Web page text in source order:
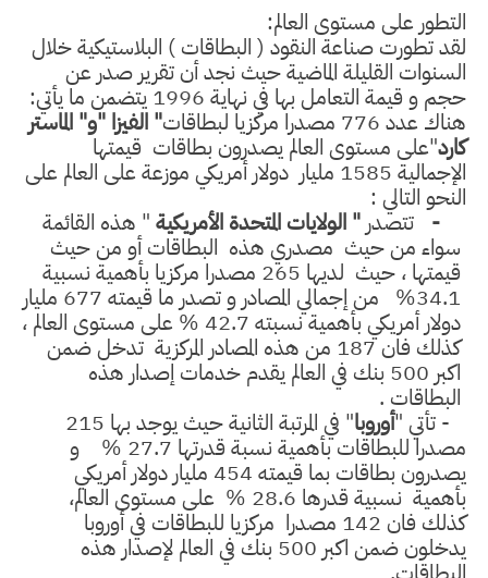
التطور على مستوى العالم:
لقد تطورت صناعة النقود ( البطاقات ) البلاستيكية خلال
السنوات القليلة الماضية حيث نجد أن تقرير صدر عن
حجم و قيمة التعامل بها في نهاية 1996 يتضمن ما يأتي:
هناك عدد 776 مصدرا مركزيا لبطاقات " الفيزا "و" الماستر
كارد"على مستوى العالم يصدرون بطاقات قيمتها
الإجمالية 1585 مليار دولار أمريكي موزعة على العالم على
النحو التالي :
- تتصدر " الولايات المتحدة الأمريكية" هذه القائمة
سواء من حيث مصدري هذه البطاقات أو من حيث
قيمتها ، حيث لديها 265 مصدرا مركزيا بأهمية نسبية
%34.1 من إجمالي المصادر و تصدر ما قيمته 677 مليار
دولار أمريكي بأهمية نسبته 42.7 % على مستوى العالم ،
كذلك فان 187 من هذه المصادر المركزية تدخل ضمن
اكبر 500 بنك في العالم يقدم خدمات إصدار هذه
البطاقات .
- تأتي "أوروبا " في المرتبة الثانية حيث يوجد بها 215
مصدرا للبطاقات بأهمية نسبة قدرتها 27.7 % و
يصدرون بطاقات بما قيمته 454 مليار دولار أمريكي
بأهمية نسبية قدرها 28.6 % على مستوى العالم،
كذلك فان 142 مصدرا مركزيا للبطاقات في أوروبا
يدخلون ضمن اكبر 500 بنك في العالم لإصدار هذه